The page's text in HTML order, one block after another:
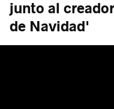
junto al
de Navidad'